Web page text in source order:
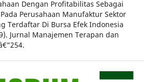
Dengan Profitabilitas Sebagai
Perusahaan Manufaktur Sektor
Terdaftar Di Bursa Efek Indonesia
Jurnal Manajemen Terapan dan